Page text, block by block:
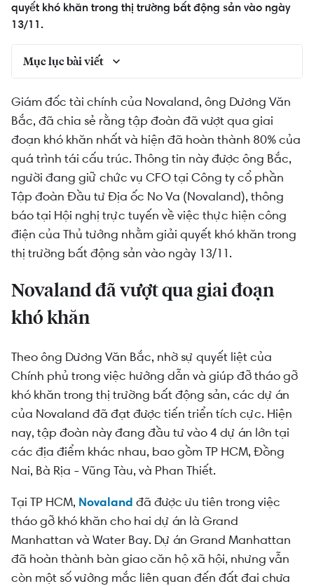
quyết khó khăn trong thị trường bất động sản vào ngày
13/11.
Mục lục bài viết
Novaland đã vượt qua giai đoạn khó khăn
Yếu tố quyết định phụ thuộc nhiều vào hỗ trợ từ
Chính phủ
Novaland báo lãi trong quý III/2023
Đồng Nai giao đất ở đảo Phượng Hoàng cho
Novaland triển khai dự án
Giám đốc tài chính của Novaland, ông Dương Văn
Bắc, đã chia sẻ rằng tập đoàn đã vượt qua giai
đoạn khó khăn nhất và hiện đã hoàn thành 80% của
quá trình tái cấu trúc. Thông tin này được ông Bắc,
người đang giữ chức vụ CFO tại Công ty cổ phần
Tập đoàn Đầu tư Địa ốc No Va (Novaland), thông
báo tại Hội nghị trực tuyến về việc thực hiện công
điện của Thủ tướng nhằm giải quyết khó khăn trong
thị trường bất động sản vào ngày 13/11.
Novaland đã vượt qua giai đoạn
khó khăn
Theo ông Dương Văn Bắc, nhờ sự quyết liệt của
Chính phủ trong việc hướng dẫn và giúp đỡ tháo gỡ
khó khăn trong thị trường bất động sản, các dự án
của Novaland đã đạt được tiến triển tích cực. Hiện
nay, tập đoàn này đang đầu tư vào 4 dự án lớn tại
các địa điểm khác nhau, bao gồm TP HCM, Đồng
Nai, Bà Rịa - Vũng Tàu, và Phan Thiết.
Tại TP HCM, Novaland đã được ưu tiên trong việc
tháo gỡ khó khăn cho hai dự án là Grand
Manhattan và Water Bay. Dự án Grand Manhattan
đã hoàn thành bàn giao căn hộ xã hội, nhưng vẫn
còn một số vướng mắc liên quan đến đất đai chưa